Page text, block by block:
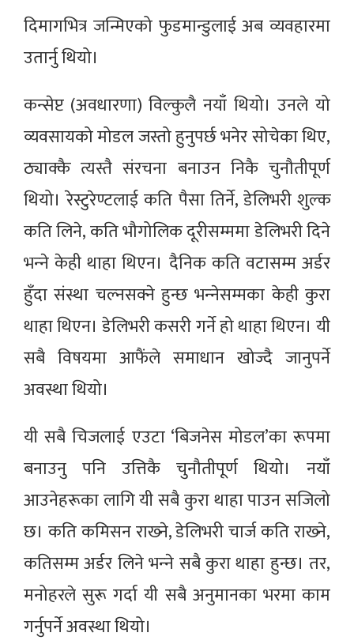
दिमागभित्र जन्मिएको फुडमान्डुलाई अब व्यवहारमा
उतार्नु थियो।
कन्सेप्ट (अवधारणा) विल्कुलै नयाँ थियो। उनले यो
व्यवसायको मोडल जस्तो हुनुपर्छ भनेर सोचेका थिए,
ठ्याक्कै त्यस्तै संरचना बनाउन निकै चुनौतीपूर्ण
थियो। रेस्टुरेण्टलाई कति पैसा तिर्ने, डेलिभरी शुल्क
कति लिने, कति भौगोलिक दूरीसम्ममा डेलिभरी दिने
भन्‍ने केही थाहा थिएन। दैनिक कति वटासम्म अर्डर
हुँदा संस्था चल्नसक्ने हुन्छ भन्‍नेसम्मका केही कुरा
थाहा थिएन। डेलिभरी कसरी गर्ने हो थाहा थिएन। यी
सबै विषयमा आफैंले समाधान खोज्दै जानुपर्ने
अवस्था थियो।
यी सबै चिजलाई एउटा ‘बिजनेस मोडल’का रूपमा
बनाउनु पनि उत्तिकै चुनौतीपूर्ण थियो। नयाँ
आउनेहरूका लागि यी सबै कुरा थाहा पाउन सजिलो
छ। कति कमिसन राख्‍ने, डेलिभरी चार्ज कति राख्‍ने,
कतिसम्म अर्डर लिने भन्‍ने सबै कुरा थाहा हुन्छ। तर,
मनोहरले सुरू गर्दा यी सबै अनुमानका भरमा काम
गर्नुपर्ने अवस्था थियो।